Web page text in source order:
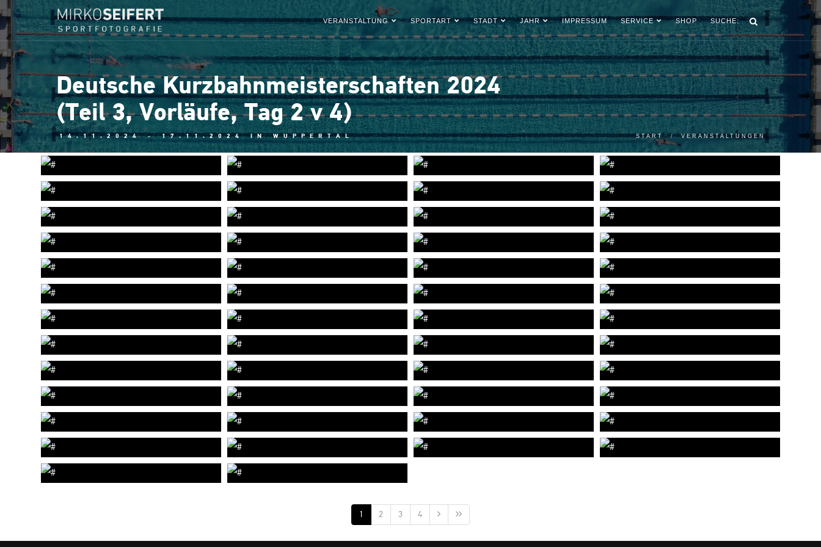
VERANSTALTUNG SPORTART STADT JAHR IMPRESSUM SERVICE SHOP SUCHE:
Deutsche Kurzbahnmeisterschaften 2024
(Teil 3, Vorläufe, Tag 2 v 4)
14.11.2024 - 17.11.2024 IN WUPPERTAL START VERANSTALTUNGEN
1 2 3 4